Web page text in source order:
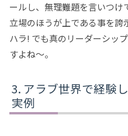
ールし、無理難題を言いつけ
立場のほうが上である事を誇
ハラ! でも真のリーダーシッ
すよね～。
アラブ世界で経験
実例